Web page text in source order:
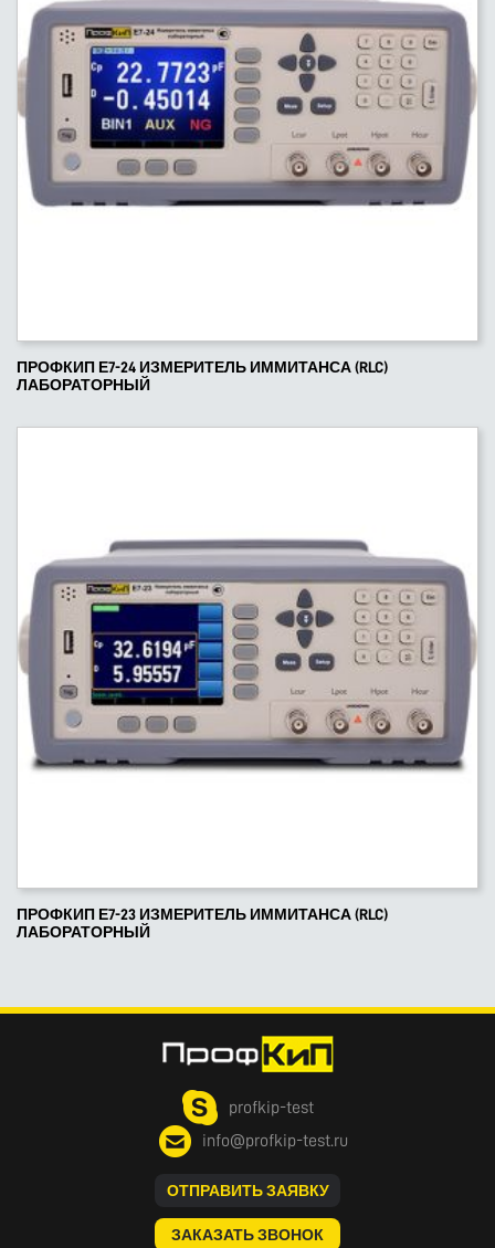
ПРОФКИП Е7-24 ИЗМЕРИТЕЛЬ ИММИТАНСА (RLC)
ЛАБОРАТОРНЫЙ
ПРОФКИП Е7-23 ИЗМЕРИТЕЛЬ ИММИТАНСА (RLC)
ЛАБОРАТОРНЫЙ
profkip-test
info@profkip-test.ru
ОТПРАВИТЬ ЗАЯВКУ
ЗАКАЗАТЬ ЗВОНОК